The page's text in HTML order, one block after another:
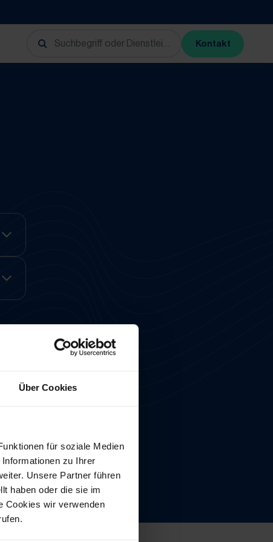
Über Cookies
für soziale Medien
zu Ihrer
Unsere Partner führen
haben oder die sie im
Cookies wir verwenden
Kontakt